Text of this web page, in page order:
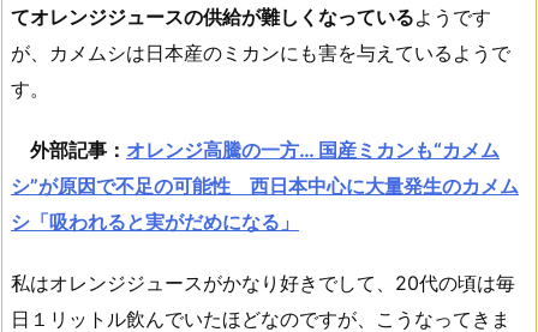
てオレンジジュースの供給が難しくなっているようです
が、カメムシは日本産のミカンにも害を与えているようで
す。
外部記事： オレンジ高騰の一方… 国産ミカンも“カメム
シ”が原因で不足の可能性 西日本中心に大量発生のカメム
シ「吸われると実がだめになる」
私はオレンジジュースがかなり好きでして、20代の頃は毎
日１リットル飲んでいたほどなのですが、こうなってきま